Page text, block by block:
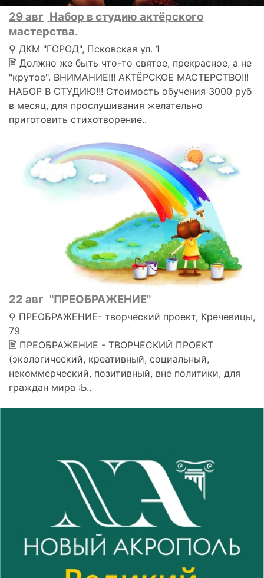
29 авг Набор в студию актёрского
мастерства.
⚲ ДКМ "ГОРОД", Псковская ул. 1
🗎 Должно же быть что-то святое, прекрасное, а не
"крутое". ВНИМАНИЕ!!! АКТЁРСКОЕ МАСТЕРСТВО!!!
НАБОР В СТУДИЮ!!! Стоимость обучения 3000 руб
в месяц, для прослушивания желательно
приготовить стихотворение..
22 авг "ПРЕОБРАЖЕНИЕ"
⚲ ПРЕОБРАЖЕНИЕ- творческий проект, Кречевицы,
79
🗎 ПРЕОБРАЖЕНИЕ - ТВОРЧЕСКИЙ ПРОЕКТ
(экологический, креативный, социальный,
некоммерческий, позитивный, вне политики, для
граждан мира :Ь..